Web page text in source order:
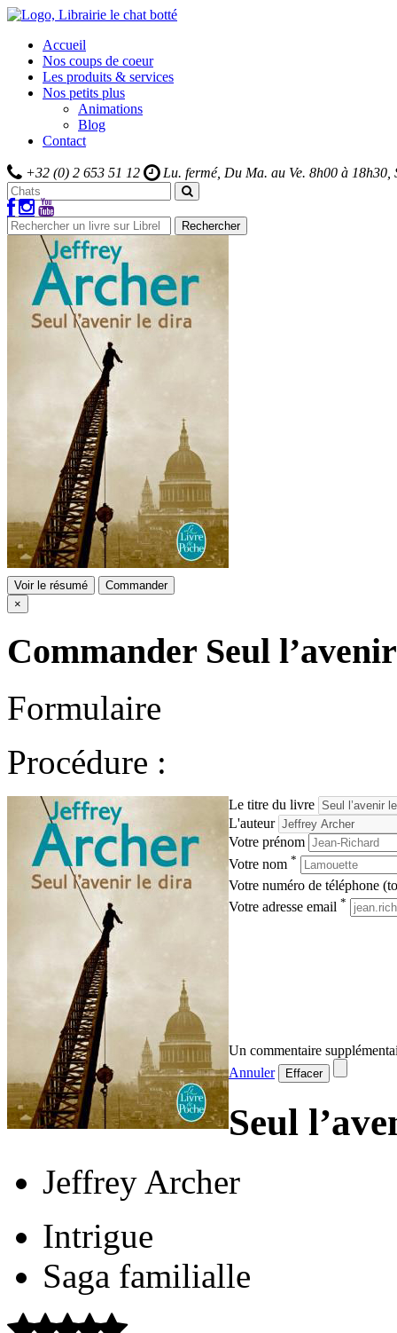
Accueil
Nos coups de coeur
Les produits & services
Nos petits plus
Animations
Blog
Contact
+32 (0) 2 653 51 12 Lu. fermé, Du Ma. au Ve. 8h00 à 18h30,
Rechercher
Voir le résumé
Commander
×
Commander Seul
Formulaire
Procédure :
Le titre du livre
L'auteur
Votre prénom
Votre nom *
Votre numéro de téléphone
Votre adresse email *
Un commentaire
Annuler
Effacer
Seul
Jeffrey Archer
Intrigue
Saga familialle